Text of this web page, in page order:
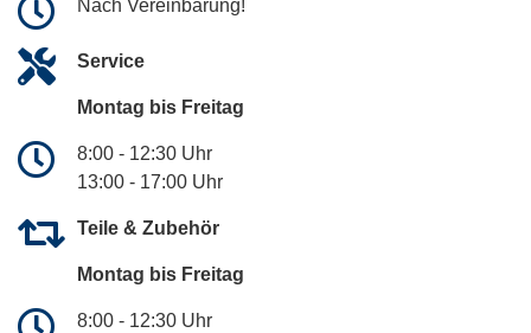
Nach Vereinbarung!
Service
Montag bis Freitag
8:00 - 12:30 Uhr
13:00 - 17:00 Uhr
Teile & Zubehör
Montag bis Freitag
8:00 - 12:30 Uhr